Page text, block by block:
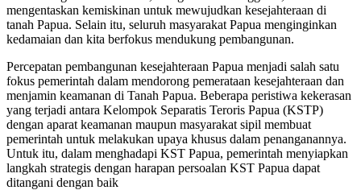
mengentaskan kemiskinan untuk mewujudkan kesejahteraan di
tanah Papua. Selain itu, seluruh masyarakat Papua menginginkan
kedamaian dan kita berfokus mendukung pembangunan.
Percepatan pembangunan kesejahteraan Papua menjadi salah satu
fokus pemerintah dalam mendorong pemerataan kesejahteraan dan
menjamin keamanan di Tanah Papua. Beberapa peristiwa kekerasan
yang terjadi antara Kelompok Separatis Teroris Papua (KSTP)
dengan aparat keamanan maupun masyarakat sipil membuat
pemerintah untuk melakukan upaya khusus dalam penanganannya.
Untuk itu, dalam menghadapi KST Papua, pemerintah menyiapkan
langkah strategis dengan harapan persoalan KST Papua dapat
ditangani dengan baik